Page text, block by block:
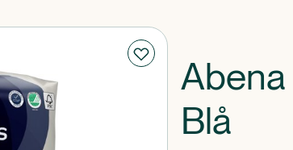
Abena
Blå